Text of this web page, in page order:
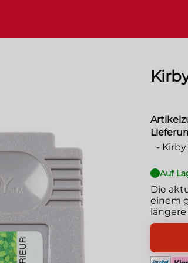
-
Auf
Die
einem